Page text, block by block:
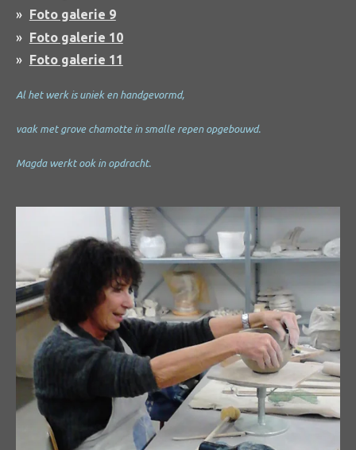
Foto galerie 9
Foto galerie 10
Foto galerie 11
Al het werk is uniek en handgevormd,
vaak met grove chamotte in smalle repen opgebouwd.
Magda werkt ook in opdracht.